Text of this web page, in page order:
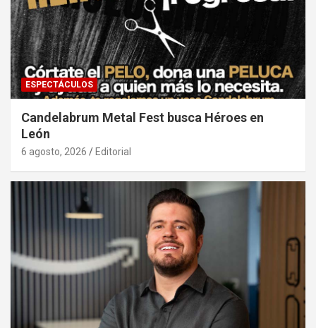
ESPECTÁCULOS
Candelabrum Metal Fest busca Héroes en
León
6 agosto, 2026 Editorial